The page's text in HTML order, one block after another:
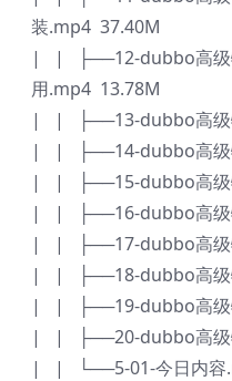
装.mp4 37.40M
| | ├──12-dubbo高级
用.mp4 13.78M
| | ├──13-dubbo高级
| | ├──14-dubbo高级
| | ├──15-dubbo高级
| | ├──16-dubbo高级
| | ├──17-dubbo高级
| | ├──18-dubbo高级
| | ├──19-dubbo高级
| | ├──20-dubbo高级
| | └──5-01-今日内容